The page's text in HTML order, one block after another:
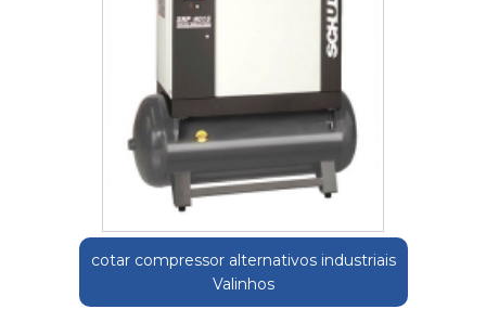
cotar compressor alternativos industriais
Valinhos